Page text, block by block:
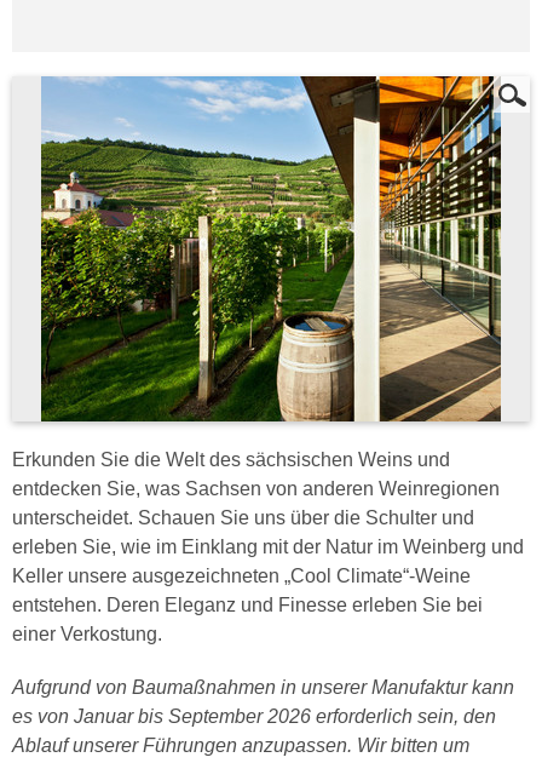
Erkunden Sie die Welt des sächsischen Weins und
entdecken Sie, was Sachsen von anderen Weinregionen
unterscheidet. Schauen Sie uns über die Schulter und
erleben Sie, wie im Einklang mit der Natur im Weinberg und
Keller unsere ausgezeichneten „Cool Climate“-Weine
entstehen. Deren Eleganz und Finesse erleben Sie bei
einer Verkostung.
Aufgrund von Baumaßnahmen in unserer Manufaktur kann
es von Januar bis September 2026 erforderlich sein, den
Ablauf unserer Führungen anzupassen. Wir bitten um